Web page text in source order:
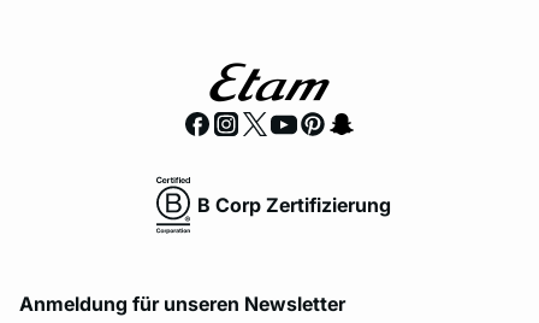
B Corp Zertifizierung
Anmeldung für unseren Newsletter